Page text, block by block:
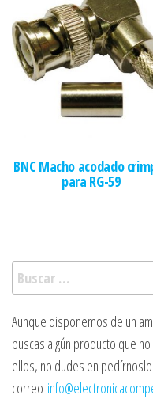
BNC Macho acodado
para RG-59
Buscar:
Aunque disponemos de un
buscas algún producto que
ellos, no dudes en
correo